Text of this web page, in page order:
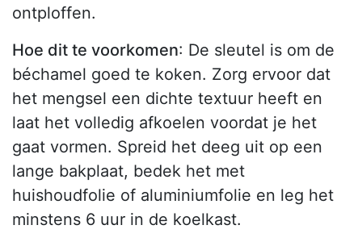
ontploffen.
Hoe dit te voorkomen: De sleutel is om de
béchamel goed te koken. Zorg ervoor dat
het mengsel een dichte textuur heeft en
laat het volledig afkoelen voordat je het
gaat vormen. Spreid het deeg uit op een
lange bakplaat, bedek het met
huishoudfolie of aluminiumfolie en leg het
minstens 6 uur in de koelkast.